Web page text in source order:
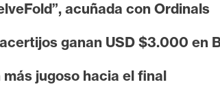
acuñada con Ordinals
ganan USD $3.000 en
jugoso hacia el final